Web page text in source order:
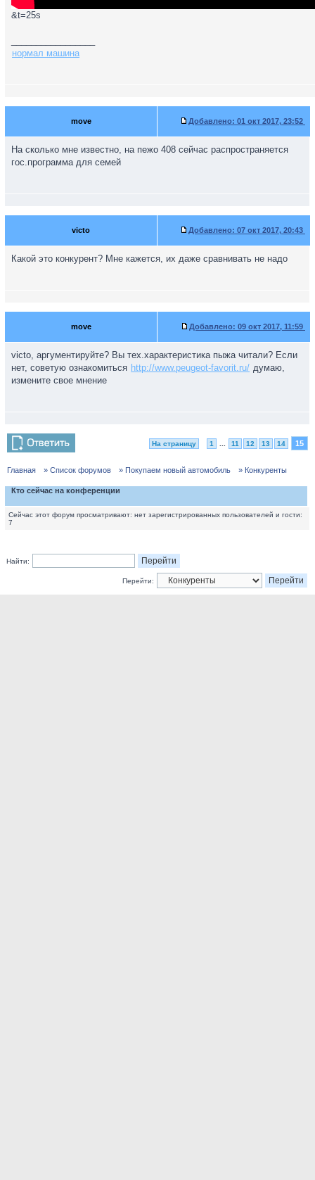
&t=25s
нормал машина
move Добавлено: 01 окт 2017, 23:52
На сколько мне известно, на пежо 408 сейчас распространяется
гос.программа для семей
victo Добавлено: 07 окт 2017, 20:43
Какой это конкурент? Мне кажется, их даже сравнивать не надо
move Добавлено: 09 окт 2017, 11:59
victo, аргументируйте? Вы тех.характеристика пыжа читали? Если
нет, советую ознакомиться http://www.peugeot-favorit.ru/ думаю,
измените свое мнение
На страницу 1 11 12 13 14 15
Главная » Список форумов » Покупаем новый автомобиль » Конкуренты
Кто сейчас на конференции
Сейчас этот форум просматривают: нет зарегистрированных пользователей и гости:
7
Найти:
Перейти: